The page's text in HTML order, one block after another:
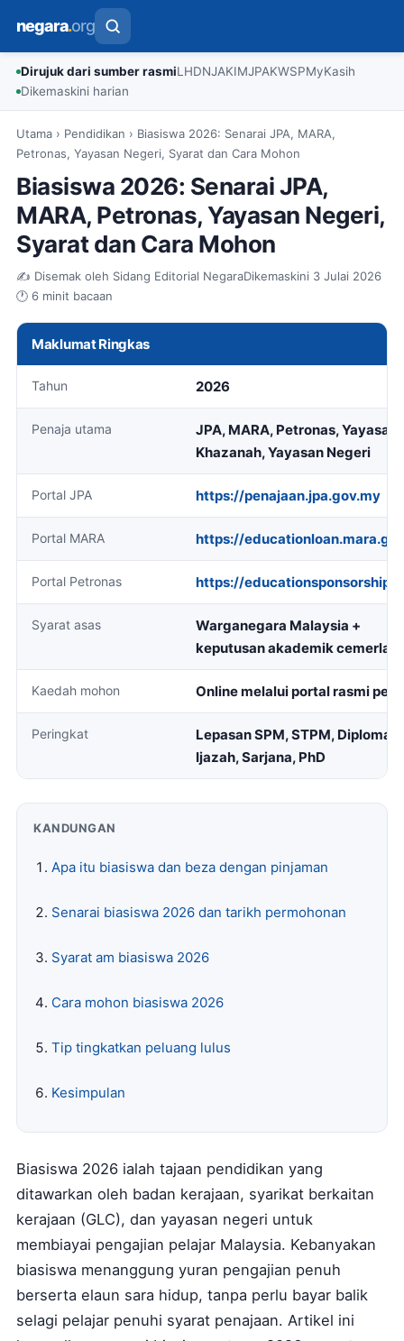
negara.org
Dirujuk dari sumber rasmiLHDNJAKIMJPAKWSPMyKasih
Dikemaskini harian
Utama › Pendidikan › Biasiswa 2026: Senarai JPA, MARA,
Petronas, Yayasan Negeri, Syarat dan Cara Mohon
Biasiswa 2026: Senarai JPA,
MARA, Petronas, Yayasan Negeri,
Syarat dan Cara Mohon
✍️ Disemak oleh Sidang Editorial NegaraDikemaskini 3 Julai 2026
🕐 6 minit bacaan
Maklumat Ringkas
Tahun 2026
Penaja utama
JPA, MARA, Petronas, Yayasan
Khazanah, Yayasan Negeri
Portal JPA https://penajaan.jpa.gov.my
Portal MARA https://
Portal Petronas https://
Syarat asas
Warganegara Malaysia +
keputusan akademik
Kaedah mohon Online melalui portal rasmi
Peringkat
Lepasan SPM, STPM, Diploma,
Ijazah, Sarjana, PhD
KANDUNGAN
Apa itu biasiswa dan beza dengan pinjaman
Senarai biasiswa 2026 dan tarikh permohonan
Syarat am biasiswa 2026
Cara mohon biasiswa 2026
Tip tingkatkan peluang lulus
Kesimpulan
Biasiswa 2026 ialah tajaan pendidikan yang
ditawarkan oleh badan kerajaan, syarikat berkaitan
kerajaan (GLC), dan yayasan negeri untuk
membiayai pengajian pelajar Malaysia. Kebanyakan
biasiswa menanggung yuran pengajian penuh
berserta elaun sara hidup, tanpa perlu bayar balik
selagi pelajar penuhi syarat penajaan. Artikel ini